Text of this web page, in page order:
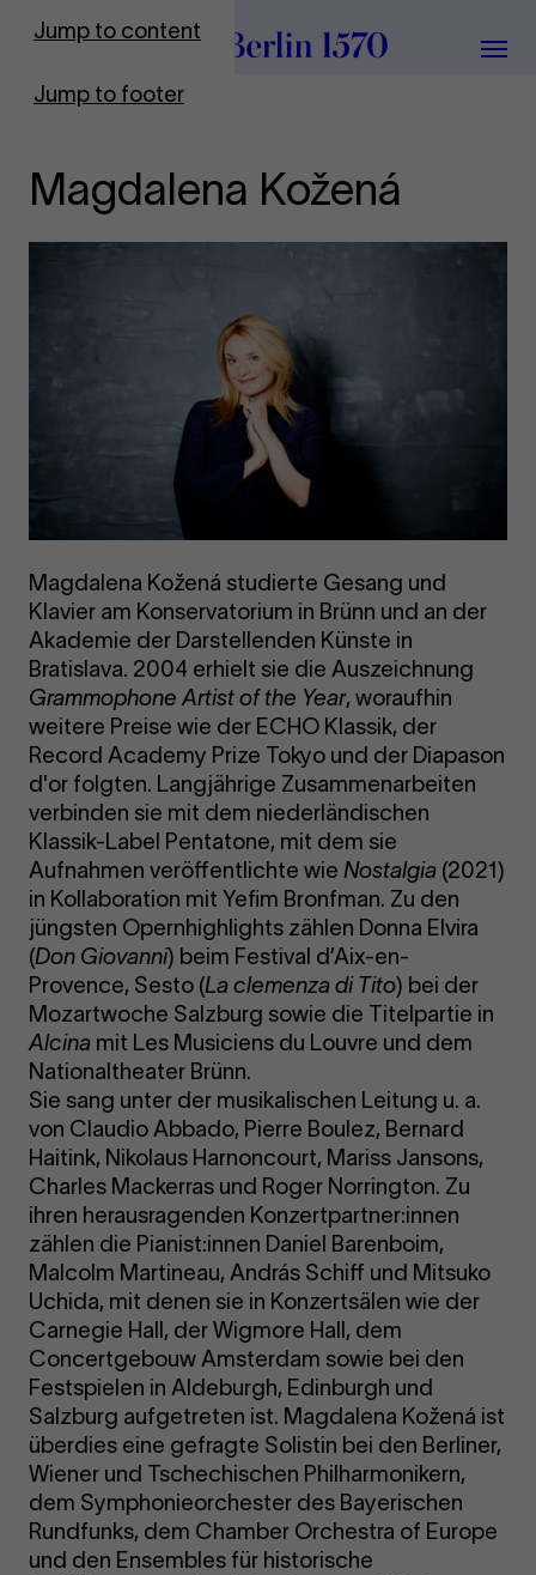
Jump to content
Jump to footer
To Frontpage
Magdalena Kožená
Magdalena Kožená studierte Gesang und
Klavier am Konservatorium in Brünn und an der
Akademie der Darstellenden Künste in
Bratislava. 2004 erhielt sie die Auszeichnung
Grammophone Artist of the Year, woraufhin
weitere Preise wie der ECHO Klassik, der
Record Academy Prize Tokyo und der Diapason
d'or folgten. Langjährige Zusammenarbeiten
verbinden sie mit dem niederländischen
Klassik-Label Pentatone, mit dem sie
Aufnahmen veröffentlichte wieNostalgia (2021)
in Kollaboration mit Yefim Bronfman. Zu den
jüngsten Opernhighlights zählen Donna Elvira
(Don Giovanni) beim Festival d’Aix-en-
Provence, Sesto (La clemenza di Tito) bei der
Mozartwoche Salzburg sowie die Titelpartie in
Alcina mit Les Musiciens du Louvre und dem
Nationaltheater Brünn.
Sie sang unter der musikalischen Leitung u. a.
von Claudio Abbado, Pierre Boulez, Bernard
Haitink, Nikolaus Harnoncourt, Mariss Jansons,
Charles Mackerras und Roger Norrington. Zu
ihren herausragenden Konzertpartner:innen
zählen die Pianist:innen Daniel Barenboim,
Malcolm Martineau, András Schiff und Mitsuko
Uchida, mit denen sie in Konzertsälen wie der
Carnegie Hall, der Wigmore Hall, dem
Concertgebouw Amsterdam sowie bei den
Festspielen in Aldeburgh, Edinburgh und
Salzburg aufgetreten ist. Magdalena Kožená ist
überdies eine gefragte Solistin bei den Berliner,
Wiener und Tschechischen Philharmonikern,
dem Symphonieorchester des Bayerischen
Rundfunks, dem Chamber Orchestra of Europe
und den Ensembles für historische